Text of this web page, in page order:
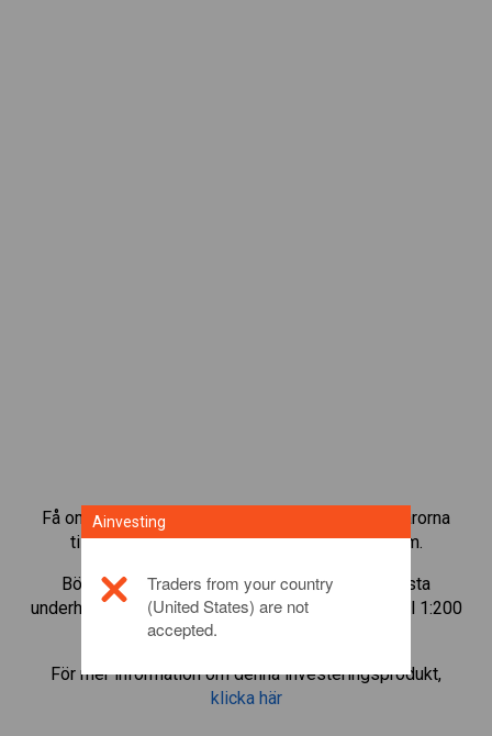
Få omedelbar åtkomst till de mest populära råvarorna
tillgängliga direkt på vår CFD-tradingplattform.
Börja trada CFD:er iHeating Oilmed den minsta
underhållsmarginalen, bästa utförandet och upp till 1:200
i hävstång.
För mer information om denna investeringsprodukt,
klicka här
Ainvesting
Traders from your country
(United States) are not
accepted.